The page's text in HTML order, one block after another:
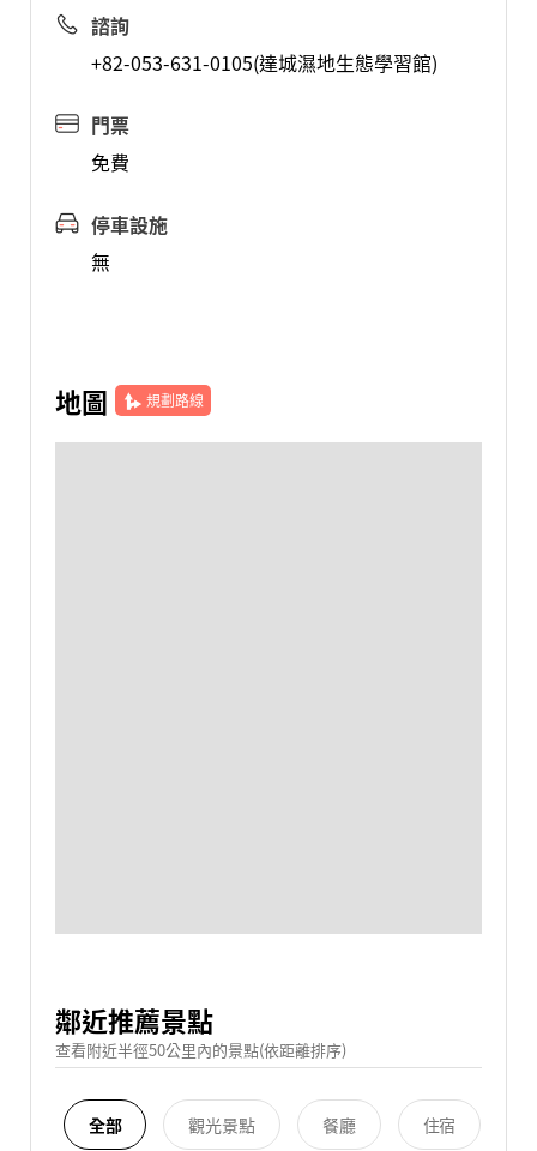
諮詢
+82-053-631-0105(達城濕地生態學習館)
門票
免費
停車設施
無
地圖 規劃路線
鄰近推薦景點
查看附近半徑50公里內的景點(依距離排序)
全部 觀光景點 餐廳 住宿